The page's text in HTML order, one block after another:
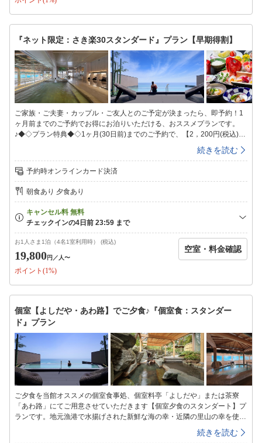
部屋でのお部屋食などのオプションも承ります。※個室食・お部屋食は何
れも前日までの予約制です。※個室食は席が満席時など、ご用意が出来な
い場合もございます。※部屋食は、お部屋タイプによりご用意の出来ない
お部屋がございます。【ご朝食】ダイニングMAIWAIにて和洋ビュッフェ
又はお部屋にて和食朝食膳です。※お部屋朝食は、部屋タイプ毎に用意の
可否・可能人数制限(詳細は各部屋タイプ説明をご覧下さい)があり、当日
17時までのお申込分までとなります。※21時以降のチェックインはナイ
トフロント対応となり、予めお部屋にお布団を敷かせていただく事もござ
います。※当館の客室は全室禁煙です
『ネット限定：さき楽30スタンダード』プラン【早期得割】
ご家族・ご夫妻・カップル・ご友人とのご予定が決まったら、即予約！1
ヶ月前までのご予約でお得にお泊りいただける、おススメプランです。
♪◆◇プラン特典◆◇1ヶ月(30日前)までのご予約で、【2，200円(税込)
引】にてご宿泊[ネット予約限定]（カレンダーの表示料金が、割引後のご
料金です）※お得なプランですので、他の割引特典との併用はご遠慮いた
だいております。※土曜日・連休前日・特別期間(GW・お盆・年末年始)
は除外日となります。※本プランのお支払いは「事前カード決済のみ」と
なります。▼△お食事のご案内▽▲【ご夕食】房総の山海の幸がいっぱい
の和食会席を、個室料亭「よしだや」または茶寮「あわ路」にて。※5名
様以上の場合は、小宴会場(お料理内容も変更)になる場合があります。
【ご朝食】ダイニング「MAIWAI」にて和洋ビュッフェまたはお部屋にて
和食朝食膳です。※お部屋へのご用意は、お部屋タイプ毎にご用意の可
否・可能人数制限(詳しくは各お部屋タイプ説明をご確認下さい)があり、
当日17時までのお申込み分までとなります。〜鴨川館のおもてなし〜・泉
質の異なる2種類の鴨川温泉大浴場で楽しめる自家源泉の海辺の温泉「潮
騒の湯」屋上温泉プールで楽しめる鴨川の里より湯引きした温泉「なぎさ
ても結構です。（徒歩3分）※当館の客室は【全室禁煙】でのご用意とな
ります。
続きを読む
予約時オンラインカード決済
朝食あり 夕食あり
お1人さま1泊（4名1室利用時） (税込)
19,800円 ／人〜
ポイント(1%)
空室・料金確認
個室【よしだや・あわ路】でご夕食♪『個室食：スタンダー
ド』プラン
ご夕食を当館オススメの個室食事処、個室料亭「よしだや」または茶寮
「あわ路」にてご用意させていただきます【個室夕食のスタンダート】プ
ランです。地元漁港で水揚げされた新鮮な海の幸・近隣の里山の幸を使っ
た旬の食材を使った、味はもちろん見た目にも季節感を感じていただける
お料理を、個室食事処にて周囲に気兼ねなくゆっくりとお楽しみ下さい。
続きを読む